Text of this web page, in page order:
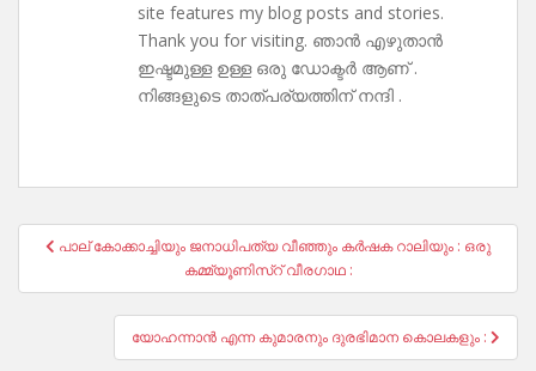
site features my blog posts and stories.
Thank you for visiting. ഞാൻ എഴുതാൻ
ഇഷ്ടമുള്ള ഉള്ള ഒരു ഡോക്ടർ ആണ് .
നിങ്ങളുടെ താത്പര്യത്തിന് നന്ദി .
Postപാല് കോക്കാച്ചിയും ജനാധിപത്യ വീഞ്ഞും കർഷക റാലിയും : ഒരു
കമ്മ്യൂണിസ്റ് വീരഗാഥ :
യോഹന്നാൻ എന്ന കുമാരനും ദുരഭിമാന കൊലകളും :